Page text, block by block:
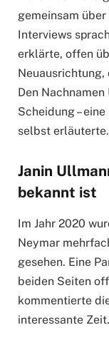
gemeinsam
Interviews
erklärte, offen
Den
Scheidung –
selbst erläuterte.
Janin
bekannt ist
Im Jahr 2020
Neymar
gesehen. Eine
beiden Seiten
kommentierte
interessante